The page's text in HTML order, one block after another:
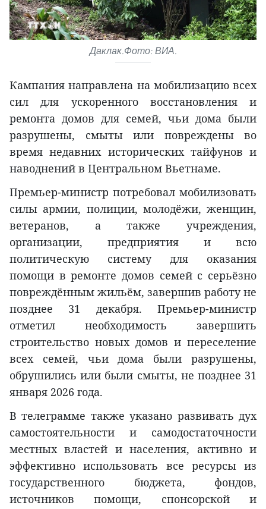
Даклак.Фото: ВИА.
Кампания направлена на мобилизацию всех
сил для ускоренного восстановления и
ремонта домов для семей, чьи дома были
разрушены, смыты или повреждены во
время недавних исторических тайфунов и
наводнений в Центральном Вьетнаме.
Премьер-министр потребовал мобилизовать
силы армии, полиции, молодёжи, женщин,
ветеранов, а также учреждения,
организации, предприятия и всю
политическую систему для оказания
помощи в ремонте домов семей с серьёзно
повреждённым жильём, завершив работу не
позднее 31 декабря. Премьер-министр
отметил необходимость завершить
строительство новых домов и переселение
всех семей, чьи дома были разрушены,
обрушились или были смыты, не позднее 31
января 2026 года.
В телеграмме также указано развивать дух
самостоятельности и самодостаточности
местных властей и населения, активно и
эффективно использовать все ресурсы из
государственного бюджета, фондов,
источников помощи, спонсорской и